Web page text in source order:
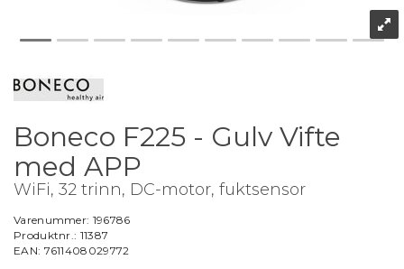
Boneco F225 - Gulv Vifte
med APP
WiFi, 32 trinn, DC-motor, fuktsensor
Varenummer: 196786
Produktnr.: 11387
EAN: 7611408029772